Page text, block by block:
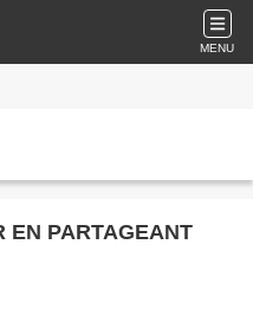
MENU
EN PARTAGEANT